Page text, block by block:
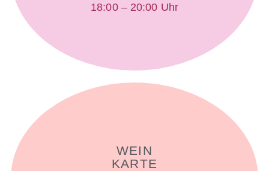
18:00 – 20:00 Uhr
WEIN
KARTE